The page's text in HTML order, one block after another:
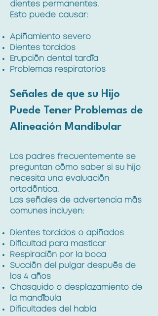
dientes permanentes.
Esto puede causar:
Apiñamiento severo
Dientes torcidos
Erupción dental tardía
Problemas respiratorios
Señales de que su Hijo
Puede Tener Problemas de
Alineación Mandibular
Los padres frecuentemente se
preguntan cómo saber si su hijo
necesita una evaluación
ortodóntica.
Las señales de advertencia más
comunes incluyen:
Dientes torcidos o apiñados
Dificultad para masticar
Respiración por la boca
Succión del pulgar después de
los 4 años
Chasquido o desplazamiento de
la mandíbula
Dificultades del habla